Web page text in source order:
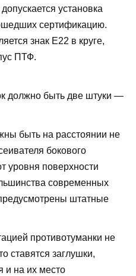
установка
сертификацию.
знак Е22 в круге,
ПТФ.
должно быть две штуки —
быть на расстоянии не
бокового
уровня поверхности
современных
штатные
противотуманки не
ставятся заглушки,
и на их место